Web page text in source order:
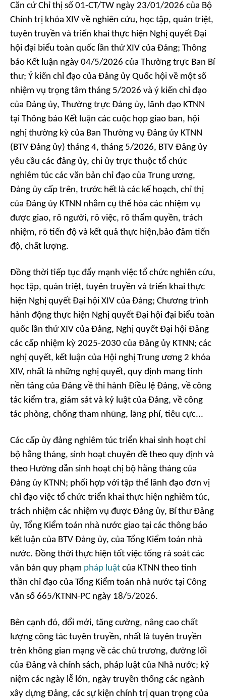
Căn cứ Chỉ thị số 01-CT/TW ngày 23/01/2026 của Bộ
Chính trị khóa XIV về nghiên cứu, học tập, quán triệt,
tuyên truyền và triển khai thực hiện Nghị quyết Đại
hội đại biểu toàn quốc lần thứ XIV của Đảng; Thông
báo Kết luận ngày 04/5/2026 của Thường trực Ban Bí
thư; Ý kiến chỉ đạo của Đảng ủy Quốc hội về một số
nhiệm vụ trọng tâm tháng 5/2026 và ý kiến chỉ đạo
của Đảng ủy, Thường trực Đảng ủy, lãnh đạo KTNN
tại Thông báo Kết luận các cuộc họp giao ban, hội
nghị thường kỳ của Ban Thường vụ Đảng ủy KTNN
(BTV Đảng ủy) tháng 4, tháng 5/2026, BTV Đảng ủy
yêu cầu các đảng ủy, chi ủy trực thuộc tổ chức
nghiêm túc các văn bản chỉ đạo của Trung ương,
Đảng ủy cấp trên, trước hết là các kế hoạch, chỉ thị
của Đảng ủy KTNN nhằm cụ thể hóa các nhiệm vụ
được giao, rõ người, rõ việc, rõ thẩm quyền, trách
nhiệm, rõ tiến độ và kết quả thực hiện,bảo đảm tiến
độ, chất lượng.
Đồng thời tiếp tục đẩy mạnh việc tổ chức nghiên cứu,
học tập, quán triệt, tuyên truyền và triển khai thực
hiện Nghị quyết Đại hội XIV của Đảng; Chương trình
hành động thực hiện Nghị quyết Đại hội đại biểu toàn
quốc lần thứ XIV của Đảng, Nghị quyết Đại hội Đảng
các cấp nhiệm kỳ 2025-2030 của Đảng ủy KTNN; các
nghị quyết, kết luận của Hội nghị Trung ương 2 khóa
XIV, nhất là những nghị quyết, quy định mang tính
nền tảng của Đảng về thi hành Điều lệ Đảng, về công
tác kiểm tra, giám sát và kỷ luật của Đảng, về công
tác phòng, chống tham nhũng, lãng phí, tiêu cực...
Các cấp ủy đảng nghiêm túc triển khai sinh hoạt chi
bộ hằng tháng, sinh hoạt chuyên đề theo quy định và
theo Hướng dẫn sinh hoạt chị bộ hằng tháng của
Đảng ủy KTNN; phối hợp với tập thể lãnh đạo đơn vị
chỉ đạo việc tổ chức triển khai thực hiện nghiêm túc,
trách nhiệm các nhiệm vụ được Đảng ủy, Bí thư Đảng
ủy, Tổng Kiểm toán nhà nước giao tại các thông báo
kết luận của BTV Đảng ủy, của Tổng Kiểm toán nhà
nước. Đồng thời thực hiện tốt việc tổng rà soát các
văn bản quy phạm pháp luật của KTNN theo tinh
thần chỉ đạo của Tổng Kiểm toán nhà nước tại Công
văn số 665/KTNN-PC ngày 18/5/2026.
Bên cạnh đó, đổi mới, tăng cường, nâng cao chất
lượng công tác tuyên truyền, nhất là tuyên truyền
trên không gian mạng về các chủ trương, đường lối
của Đảng và chính sách, pháp luật của Nhà nước; kỷ
niệm các ngày lễ lớn, ngày truyền thống các ngành
xây dựng Đảng, các sự kiện chính trị quan trọng của